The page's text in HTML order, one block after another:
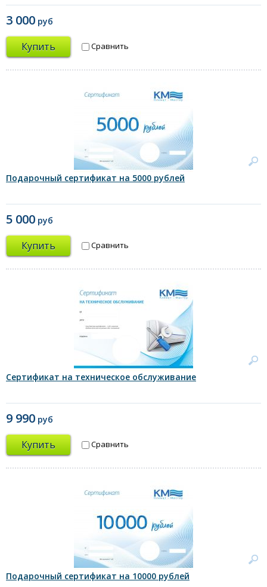
3 000 руб
Купить Сравнить
Подарочный сертификат на 5000 рублей
5 000 руб
Купить Сравнить
Сертификат на техническое обслуживание
9 990 руб
Купить Сравнить
Подарочный сертификат на 10000 рублей